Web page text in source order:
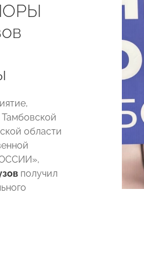
области
получил